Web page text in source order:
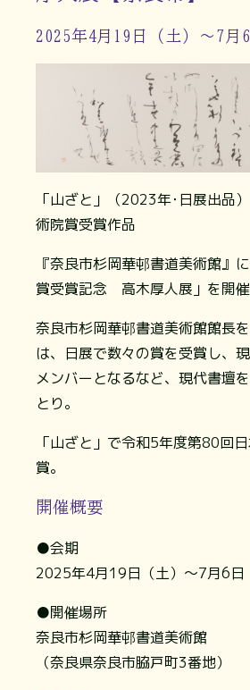
2025年4月19日（土）～7月6
「山ざと」（2023年･日展出品
術院賞受賞作品
『奈良市杉岡華邨書道美術館』
賞受賞記念 高木厚人展」を開催
奈良市杉岡華邨書道美術館館長
は、日展で数々の賞を受賞し、
メンバーとなるなど、現代書壇
とり。
「山ざと」で令和5年度第80回
賞。
開催概要
●会期
2025年4月19日（土）～7月6日
●開催場所
奈良市杉岡華邨書道美術館
（奈良県奈良市脇戸町3番地）